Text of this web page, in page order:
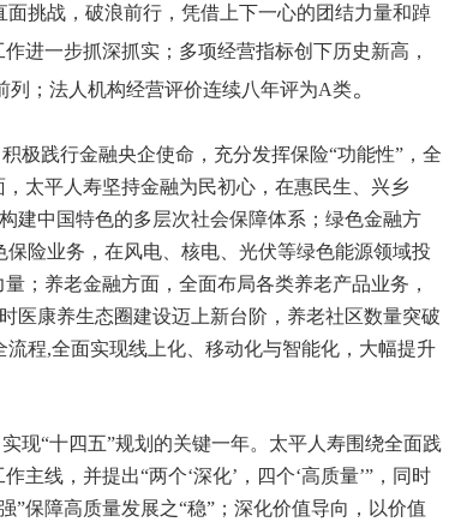
挑战，破浪前行，凭借上下一心的团结力量和踔
进一步抓深抓实；多项经营指标创下历史新高，
列；法人机构经营评价连续八年评为A类。
极践行金融央企使命，充分发挥保险“功能性”，全
太平人寿坚持金融为民初心，在惠民生、兴乡
建中国特色的多层次社会保障体系；绿色金融方
险业务，在风电、核电、光伏等绿色能源领域投
；养老金融方面，全面布局各类养老产品业务，
医康养生态圈建设迈上新台阶，养老社区数量突破
程,全面实现线上化、移动化与智能化，大幅提升
现“十四五”规划的关键一年。太平人寿围绕全面践
主线，并提出“两个‘深化’，四个‘高质量’”，同时
”保障高质量发展之“稳”；深化价值导向，以价值